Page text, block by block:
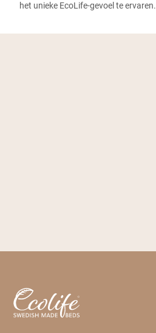
het unieke EcoLife-gevoel te ervaren.